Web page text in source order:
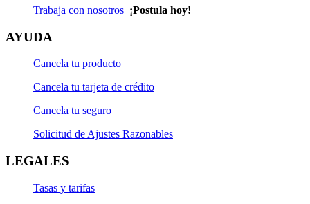
Formato de declaración de monto intangible de CTS según
Trabaja con nosotros ¡Postula hoy!
AYUDA
Cancela tu producto
Cancela tu tarjeta de crédito
Cancela tu seguro
Solicitud de Ajustes Razonables
LEGALES
Tasas y tarifas